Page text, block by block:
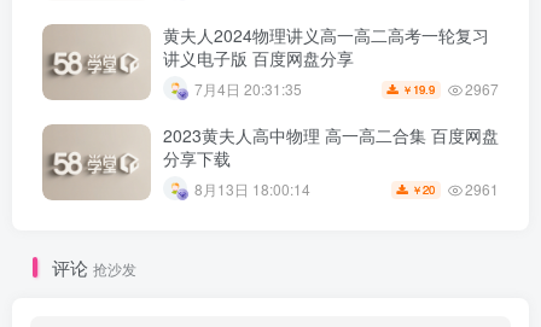
黄夫人2024物理讲义高一高二高考一轮复习
讲义电子版 百度网盘分享
7月4日 20:31:35 ￥ 19.9 2967
2023黄夫人高中物理 高一高二合集 百度网盘
分享下载
8月13日 18:00:14 ￥20 2961
评论 抢沙发